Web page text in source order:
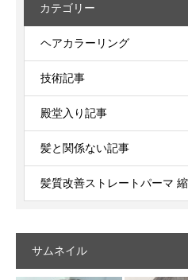
カテゴリー
ヘアカラーリング
技術記事
殿堂入り記事
髪と関係ない記事
髪質改善ストレートパーマ
サムネイル